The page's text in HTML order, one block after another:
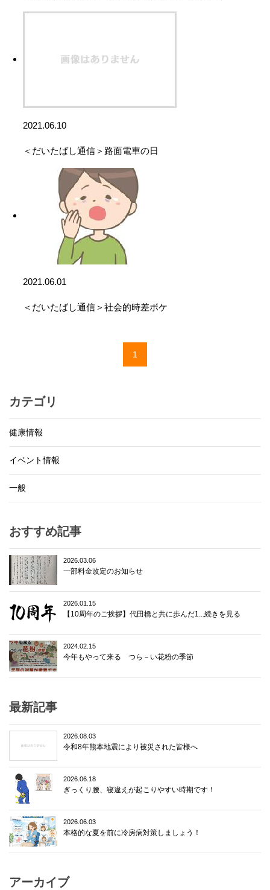
2021.06.10
＜だいたばし通信＞路面電車の日
2021.06.01
＜だいたばし通信＞社会的時差ボケ
1
カテゴリ
健康情報
イベント情報
一般
おすすめ記事
2026.03.06
一部料金改定のお知らせ
2026.01.15
【10周年のご挨拶】代田橋と共に歩んだ1...続きを見る
2024.02.15
今年もやって来る つら－い花粉の季節
最新記事
2026.08.03
令和8年熊本地震により被災された皆様へ
2026.06.18
ぎっくり腰、寝違えが起こりやすい時期です！
2026.06.03
本格的な夏を前に冷房病対策しましょう！
アーカイブ